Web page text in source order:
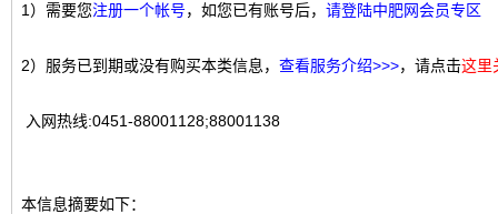
1）需要您注册一个帐号，如您已有账号后， 请登陆中肥网会员专区
2）服务已到期或没有购买本类信息， 查看服务介绍>>>，请点击这里
入网热线:0451-88001128;88001138
本信息摘要如下：